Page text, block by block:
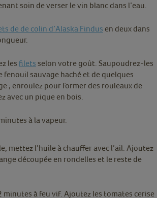
soin de verser le vin blanc dans l’eau.
de de colin d’Alaska Findus en deux dans
les filets selon votre goût. Saupoudrez-les
fenouil sauvage haché et de quelques
; enroulez pour former des rouleaux de
avec un pique en bois.
à la vapeur.
mettez l’huile à chauffer avec l’ail. Ajoutez
découpée en rondelles et le reste de
minutes à feu vif. Ajoutez les tomates cerise